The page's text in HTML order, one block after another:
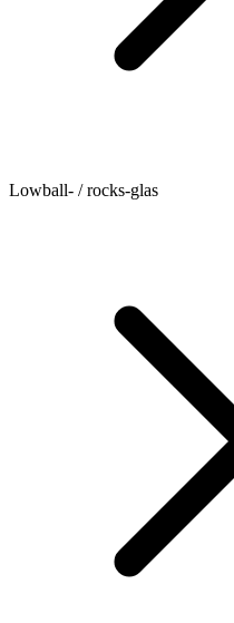
Lowball- / rocks-glas